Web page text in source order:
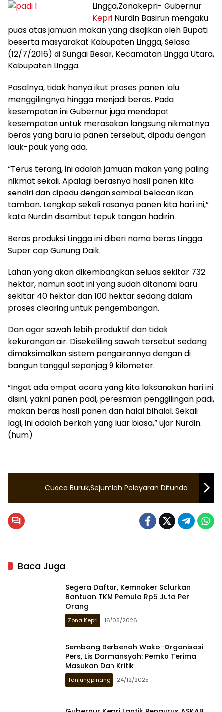
Lingga,Zonakepri- Gubernur
Kepri Nurdin Basirun mengaku
puas atas jamuan makan yang disajikan oleh Bupati
beserta masyarakat Kabupaten Lingga, Selasa
(12/7/2016) di Sungai Besar, Kecamatan Lingga Utara,
Kabupaten Lingga.
Pasalnya, tidak hanya ikut proses panen lalu
menggilingnya hingga menjadi beras. Pada
kesempatan ini Gubernur juga mendapat
kesempatan untuk merasakan langsung nikmatnya
beras yang baru ia panen tersebut, dipadu dengan
lauk-pauk yang ada.
“Terus terang, ini adalah jamuan makan yang paling
nikmat sekali. Apalagi berasnya hasil panen kita
sendiri dan dipadu dengan sambal belacan ikan
tamban. Lengkap sekali rasanya panen kita hari ini,”
kata Nurdin disambut tepuk tangan hadirin.
Beras produksi Lingga ini diberi nama beras Lingga
Super cap Gunung Daik.
Lahan yang akan dikembangkan seluas sekitar 732
hektar, namun saat ini yang sudah ditanami baru
sekitar 40 hektar dan 100 hektar sedang dalam
proses clearing untuk pengembangan.
Dan agar sawah lebih produktif dan tidak
kekurangan air. Disekeliling sawah tersebut sedang
dimaksimalkan sistem pengairannya dengan di
bangun tanggul sepanjag 9 kilometer.
“Ingat ada empat acara yang kita laksanakan hari ini
disini, yakni panen padi, peresmian penggilingan padi,
makan beras hasil panen dan halal bihalal. Sekali
lagi, ini adalah berkah yang luar biasa,” ujar Nurdin.
(hum)
Cuaca Buruk,Sejumlah Pelayaran Ditunda
Baca Juga
Segera Daftar, Kemnaker Salurkan
Bantuan TKM Pemula Rp5 Juta Per
Orang
Zona Kepri 16/05/2026
Sembang Berbenah Wako-Organisasi
Pers, Lis Darmansyah: Pemko Terima
Masukan Dan Kritik
Tanjungpinang 24/12/2025